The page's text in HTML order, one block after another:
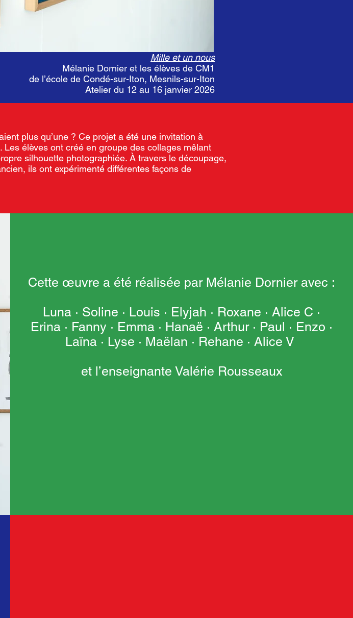
Mille et un nous
Mélanie Dornier et les élèves de CM1
de l’école de Condé-sur-Iton, Mesnils-sur-Iton
Atelier du 12 au 16 janvier 2026
plus qu’une ? Ce projet a été une invitation à
élèves ont créé en groupe des collages mêlant
silhouette photographiée. À travers le découpage,
ils ont expérimenté différentes façons de
Cette œuvre a été réalisée par Mélanie Dornier avec :
Luna · Soline · Louis · Elyjah · Roxane · Alice C ·
Erina · Fanny · Emma · Hanaë · Arthur · Paul · Enzo ·
Laïna · Lyse · Maëlan · Rehane · Alice V
et l’enseignante Valérie Rousseaux